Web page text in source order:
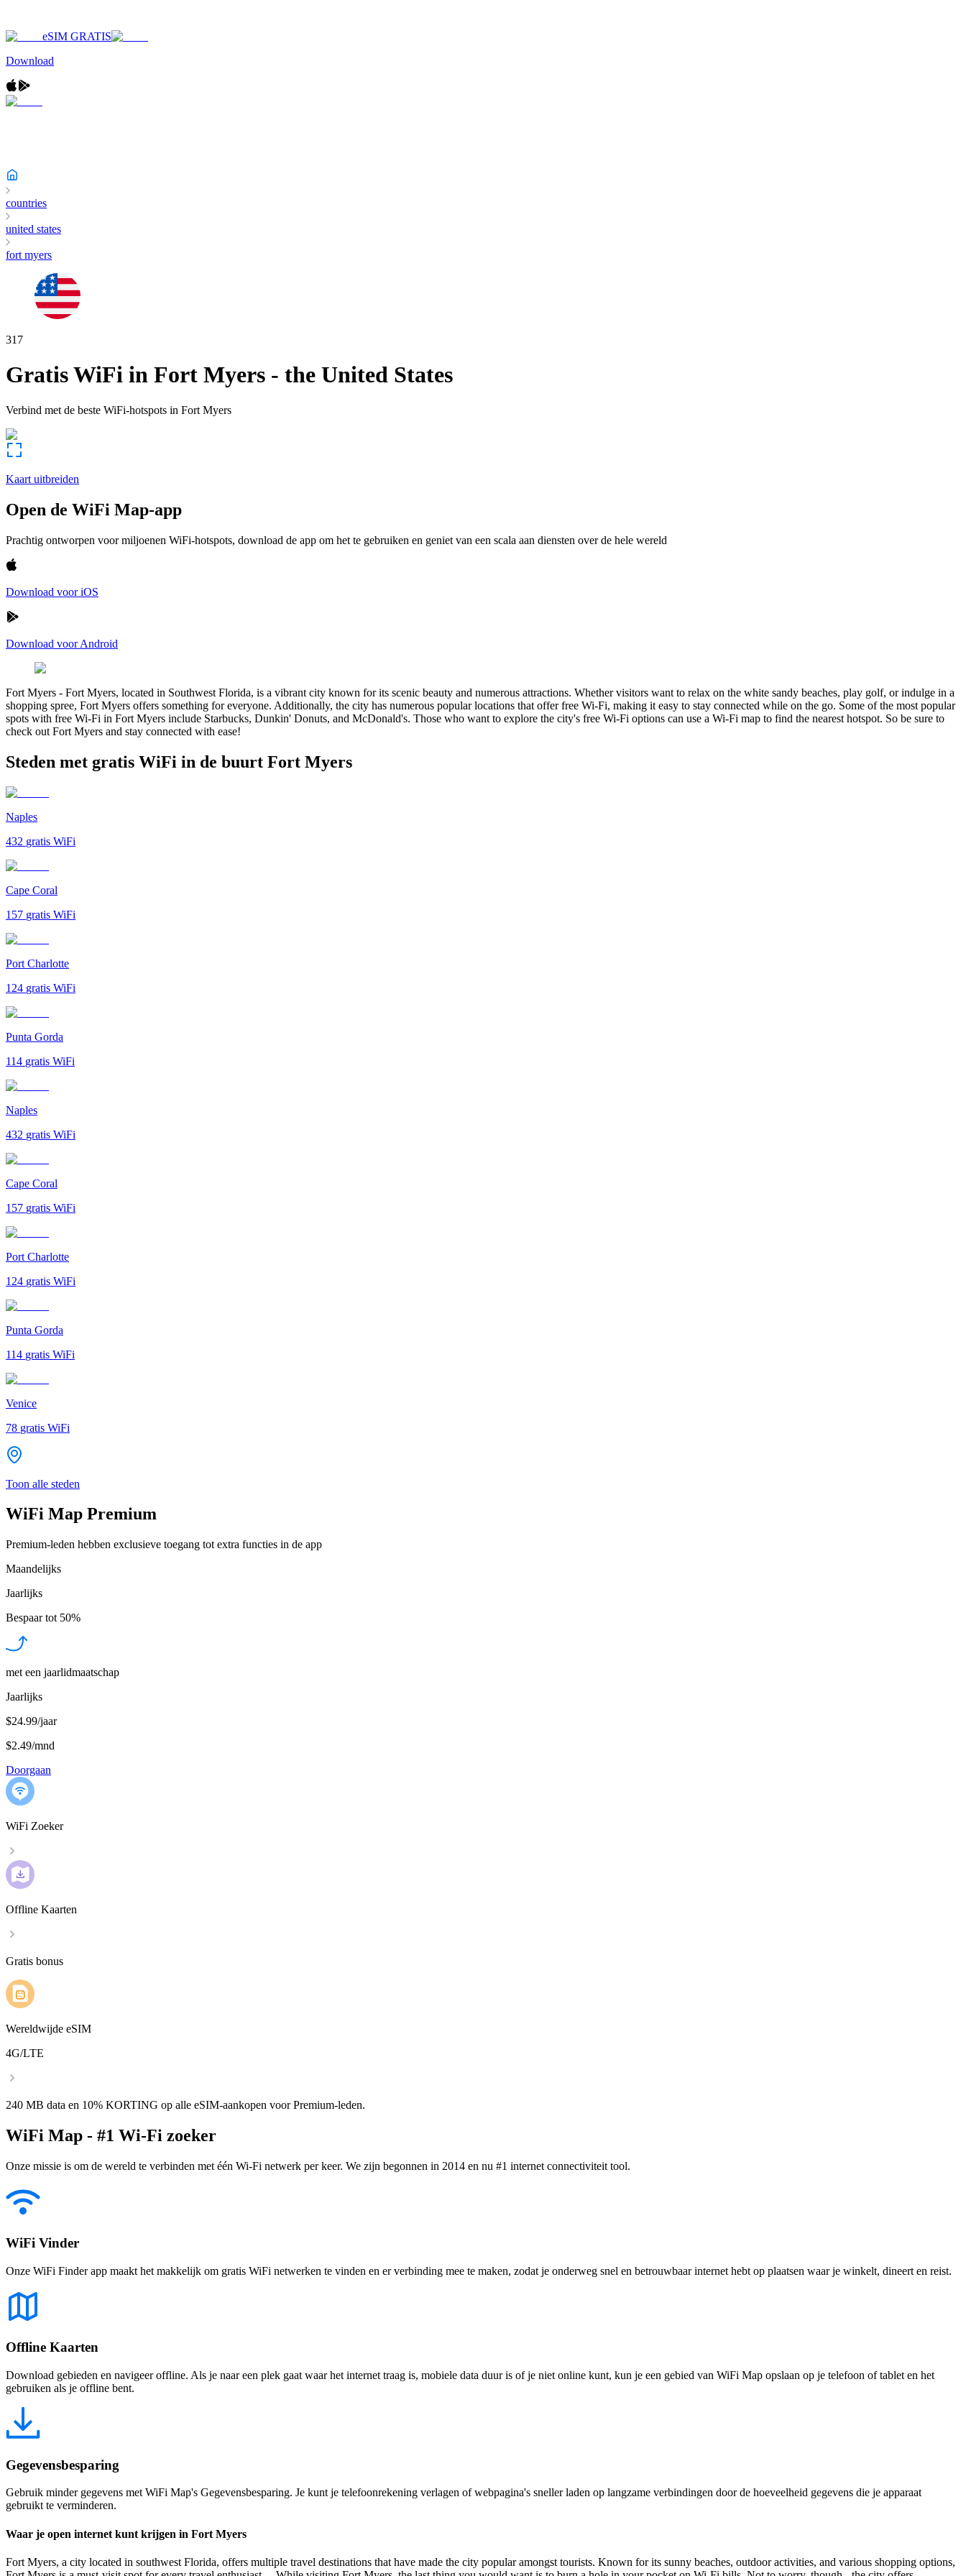
eSIM GRATIS
Download
countries
united states
fort myers
317
Gratis WiFi in Fort Myers - the United States
Verbind met de beste WiFi-hotspots in Fort Myers
Kaart uitbreiden
Open de WiFi Map-app
Prachtig ontworpen voor miljoenen WiFi-hotspots, download de app om het te gebruiken en geniet van een scala aan diensten over de hele wereld
Download voor iOS
Download voor Android
Fort Myers - Fort Myers, located in Southwest Florida, is a vibrant city known for its scenic beauty and numerous attractions. Whether visitors want to relax on the white sandy beaches, play golf, or indulge in a
shopping spree, Fort Myers offers something for everyone. Additionally, the city has numerous popular locations that offer free Wi-Fi, making it easy to stay connected while on the go. Some of the most popular
spots with free Wi-Fi in Fort Myers include Starbucks, Dunkin' Donuts, and McDonald's. Those who want to explore the city's free Wi-Fi options can use a Wi-Fi map to find the nearest hotspot. So be sure to
check out Fort Myers and stay connected with ease!
Steden met gratis WiFi in de buurt Fort Myers
Naples
432 gratis WiFi
Cape Coral
157 gratis WiFi
Port Charlotte
124 gratis WiFi
Punta Gorda
114 gratis WiFi
Naples
432 gratis WiFi
Cape Coral
157 gratis WiFi
Port Charlotte
124 gratis WiFi
Punta Gorda
114 gratis WiFi
Venice
78 gratis WiFi
Toon alle steden
WiFi Map Premium
Premium-leden hebben exclusieve toegang tot extra functies in de app
Maandelijks
Jaarlijks
Bespaar tot 50%
met een jaarlidmaatschap
Jaarlijks
$24.99/jaar
$2.49/mnd
Doorgaan
WiFi Zoeker
Offline Kaarten
Gratis bonus
Wereldwijde eSIM
4G/LTE
240 MB data en 10% KORTING op alle eSIM-aankopen voor Premium-leden.
WiFi Map - #1 Wi-Fi zoeker
Onze missie is om de wereld te verbinden met één Wi-Fi netwerk per keer. We zijn begonnen in 2014 en nu #1 internet connectiviteit tool.
WiFi Vinder
Onze WiFi Finder app maakt het makkelijk om gratis WiFi netwerken te vinden en er verbinding mee te maken, zodat je onderweg snel en betrouwbaar internet hebt op plaatsen waar je winkelt, dineert en reist.
Offline Kaarten
Download gebieden en navigeer offline. Als je naar een plek gaat waar het internet traag is, mobiele data duur is of je niet online kunt, kun je een gebied van WiFi Map opslaan op je telefoon of tablet en het
gebruiken als je offline bent.
Gegevensbesparing
Gebruik minder gegevens met WiFi Map's Gegevensbesparing. Je kunt je telefoonrekening verlagen of webpagina's sneller laden op langzame verbindingen door de hoeveelheid gegevens die je apparaat
gebruikt te verminderen.
Waar je open internet kunt krijgen in Fort Myers
Fort Myers, a city located in southwest Florida, offers multiple travel destinations that have made the city popular amongst tourists. Known for its sunny beaches, outdoor activities, and various shopping options,